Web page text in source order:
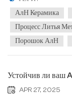
проницаемостью,
элект...
АлН Керамика
Процесс Литья
Порошок АлН
Устойчив ли ваш
APR 27, 2025